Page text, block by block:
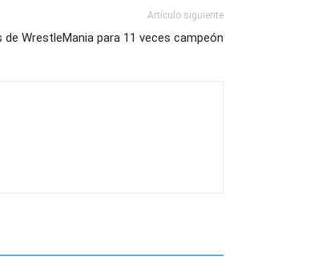
Artículo siguiente
de WrestleMania para 11 veces campeón